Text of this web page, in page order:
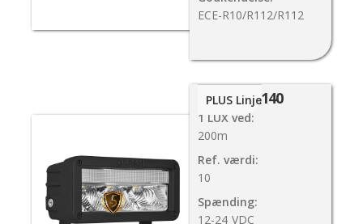
ECE-R10/R112/R112
MX140
1 LUX ved:
200m
Ref. værdi:
10
Spænding:
12-24 VDC
PLUS Linje